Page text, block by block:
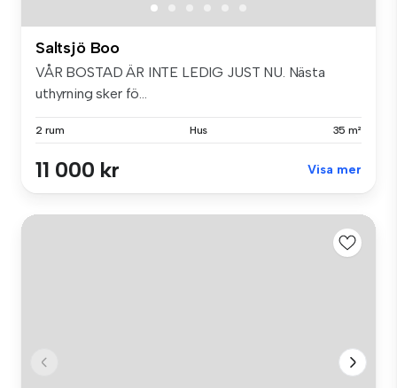
Saltsjö Boo
VÅR BOSTAD ÄR INTE LEDIG JUST NU. Nästa
uthyrning sker fö...
2 rum Hus 35 m²
11 000 kr Visa mer